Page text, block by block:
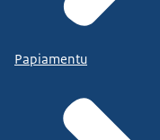
Papiamentu